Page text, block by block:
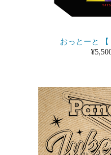
おっとーと 【